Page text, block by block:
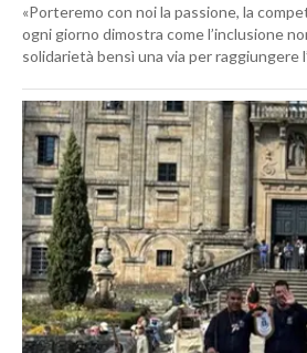
«Porteremo con noi la passione, la
ogni giorno dimostra come l’inclusione
solidarietà bensì una via per raggiungere